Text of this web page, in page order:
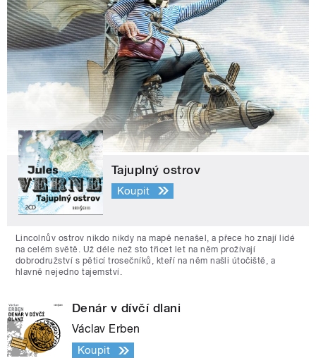
Tajuplný ostrov
Koupit
Lincolnův ostrov nikdo nikdy na mapě nenašel, a přece ho znají lidé
na celém světě. Už déle než sto třicet let na něm prožívají
dobrodružství s pěticí trosečníků, kteří na něm našli útočiště, a
hlavně nejedno tajemství.
Denár v dívčí dlani
Václav Erben
Koupit